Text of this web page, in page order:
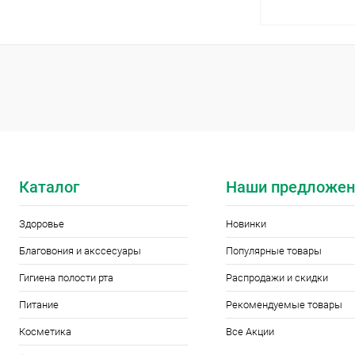
Капсулы Готу
60 шт, Alantra
Каталог
Здоровье
Благовония и акссесуары
Гигиена полости рта
Питание
Косметика
Наши
Новинки
Популярные товары
Распродажи и скидки
Рекомендуемые товары
Все Акции